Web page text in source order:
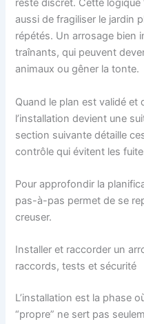
reste discret. Cette
aussi de fragiliser le jardin
répétés. Un arrosage bien
traînants, qui peuvent
animaux ou gêner la tonte.
Quand le plan est validé et
l’installation devient une
section suivante détaille
contrôle qui évitent les
Pour approfondir la
pas-à-pas permet de se
creuser.
Installer et raccorder un
raccords, tests et sécurité
L’installation est la phase
“propre” ne sert pas